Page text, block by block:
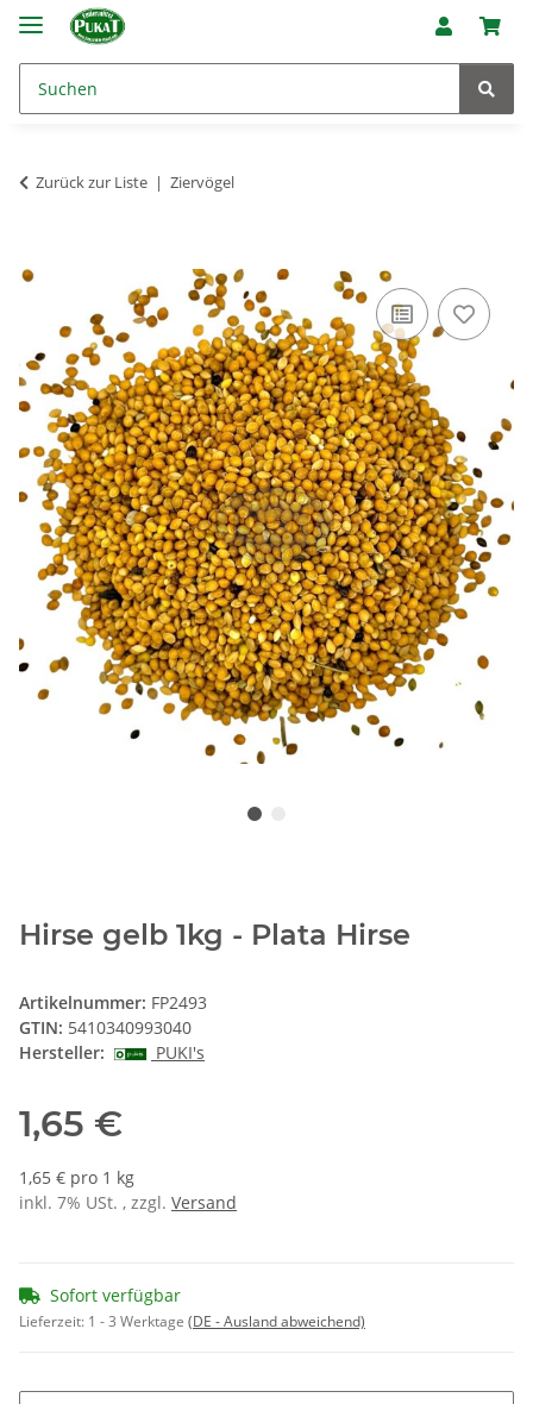
Zurück zur Liste Ziervögel
Hirse gelb 1kg - Plata Hirse
Artikelnummer: FP2493
GTIN: 5410340993040
Hersteller:
PUKI's
1,65 €
1,65 € pro 1 kg
inkl. 7% USt. , zzgl. Versand
Sofort verfügbar
Lieferzeit: 1 - 3 Werktage (DE - Ausland abweichend)